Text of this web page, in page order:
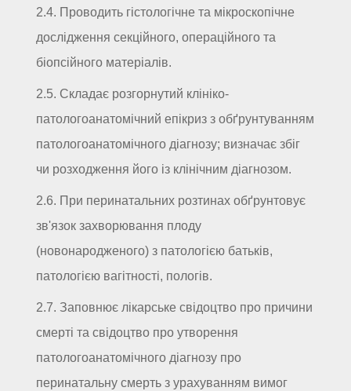
2.4. Проводить гістологічне та мікроскопічне
дослідження секційного, операційного та
біопсійного матеріалів.
2.5. Складає розгорнутий клініко-
патологоанатомічний епікриз з обґрунтуванням
патологоанатомічного діагнозу; визначає збіг
чи розходження його із клінічним діагнозом.
2.6. При перинатальних розтинах обґрунтовує
зв'язок захворювання плоду
(новонародженого) з патологією батьків,
патологією вагітності, пологів.
2.7. Заповнює лікарське свідоцтво про причини
смерті та свідоцтво про утворення
патологоанатомічного діагнозу про
перинатальну смерть з урахуванням вимог